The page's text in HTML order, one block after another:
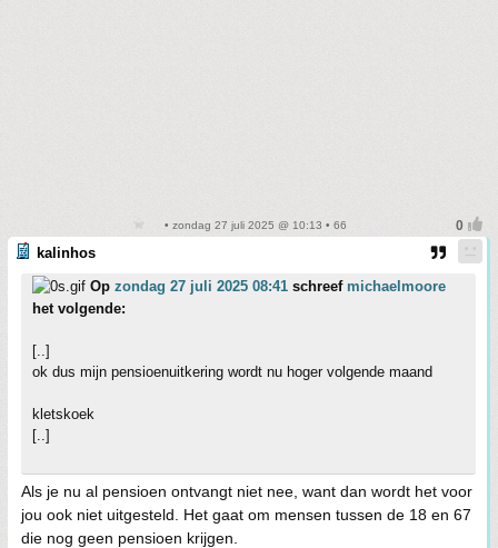
• zondag 27 juli 2025 @ 10:13 • 66
kalinhos
Op zondag 27 juli 2025 08:41 schreef michaelmoore
het volgende:
[..]
ok dus mijn pensioenuitkering wordt nu hoger volgende maand
kletskoek
[..]
Als je nu al pensioen ontvangt niet nee, want dan wordt het voor
jou ook niet uitgesteld. Het gaat om mensen tussen de 18 en 67
die nog geen pensioen krijgen.